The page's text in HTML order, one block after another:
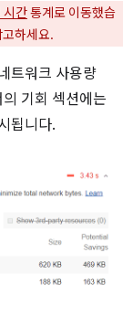
시간통계로 이동했습
하세요.
트워크 사용량
기회 섹션에는
됩니다.